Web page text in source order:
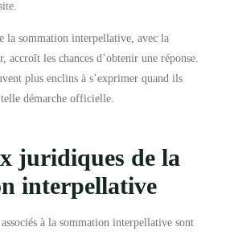
la sommation interpellative, avec la
accroît les chances d’obtenir une réponse.
plus enclins à s’exprimer quand ils
démarche officielle.
juridiques de la
interpellative
à la sommation interpellative sont